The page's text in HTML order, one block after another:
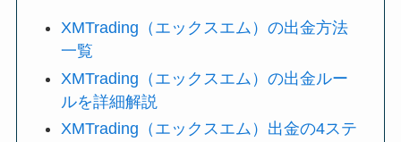
XMTrading（エックスエム）の出金方法
一覧
XMTrading（エックスエム）の出金ルー
ルを詳細解説
XMTrading（エックスエム）出金の4ステ